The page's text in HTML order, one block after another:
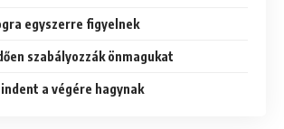
egyszerre figyelnek
szabályozzák önmagukat
a végére hagynak